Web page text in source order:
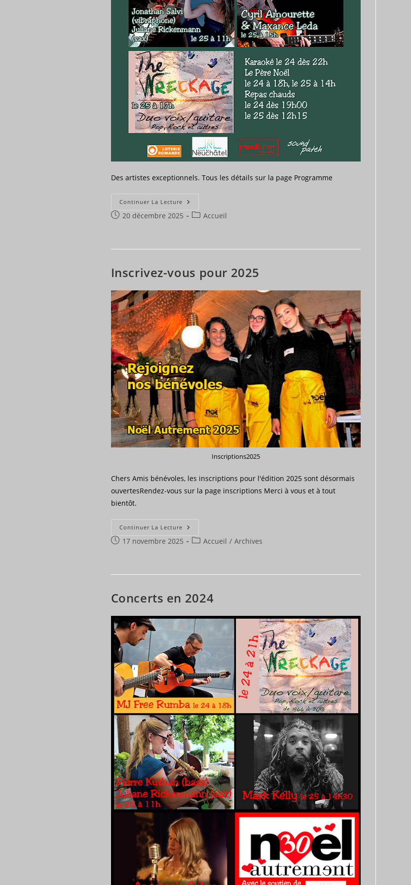
Des artistes exceptionnels. Tous les détails sur la page Programme
Continuer La LecturePROGRAMME
Publication
20 décembre 2025
PostAccueil
Inscrivez-vous pour 2025
Inscriptions2025
Chers Amis bénévoles, les inscriptions pour l'édition 2025 sont désormais
ouvertesRendez-vous sur la page inscriptions Merci à vous et à tout
bientôt.
Continuer La LectureInscrivez-
Pour
Publication
17 novembre 2025
PostAccueil / Archives
Concerts en 2024